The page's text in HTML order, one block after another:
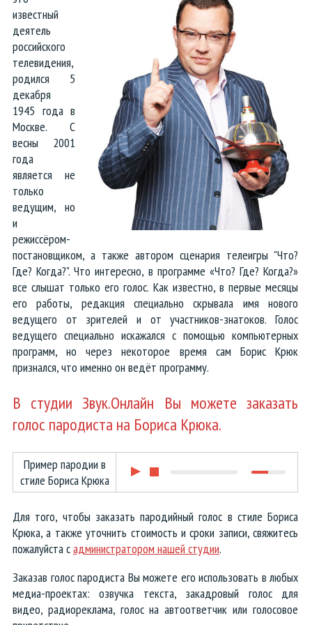
Тексты и сценарии для роликов
Аудиокниги, озвучка рассказов
Голосовые экскурсии и гиды
Анонсы концертов и выступлений
Объявления для транспорта
Реклама для торговых центров
Озвучка видео и презентаций
Аудиоролики Черная пятница
Летние аудиоролики
известный
деятель
российского
телевидения,
родился 5
декабря
1945 года в
Москве. С
весны 2001
года
является не
только
ведущим, но
и
режиссёром-
постановщиком, а также автором сценария телеигры "Что?
Где? Когда?". Что интересно, в программе «Что? Где? Когда?»
все слышат только его голос. Как известно, в первые месяцы
его работы, редакция специально скрывала имя нового
ведущего от зрителей и от участников-знатоков. Голос
ведущего специально искажался с помощью компьютерных
программ, но через некоторое время сам Борис Крюк
признался, что именно он ведёт программу.
В студии Звук.Онлайн Вы можете заказать
голос пародиста на Бориса Крюка.
Пример пародии в
стиле Бориса Крюка
Для того, чтобы заказать пародийный голос в стиле Бориса
Крюка, а также уточнить стоимость и сроки записи, свяжитесь
пожалуйста садминистратором нашей студии.
Заказав голос пародиста Вы можете его использовать в любых
медиа-проектах: озвучка текста, закадровый голос для
видео, радиореклама, голос на автоответчик или голосовое